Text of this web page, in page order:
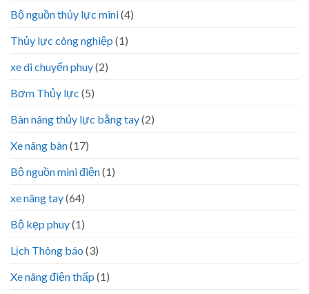
Bộ nguồn thủy lực mini(4)
Thủy lực công nghiệp (1)
xe di chuyển phuy(2)
Bơm Thủy lực (5)
Bàn nâng thủy lực bằng tay(2)
Xe nâng bàn(17)
Bộ nguồn mini điện(1)
xe nâng tay(64)
Bộ kẹp phuy(1)
Lịch Thông báo (3)
Xe nâng điện thấp (1)